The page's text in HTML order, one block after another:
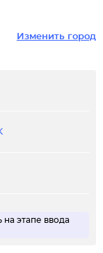
Изменить город
этапе ввода